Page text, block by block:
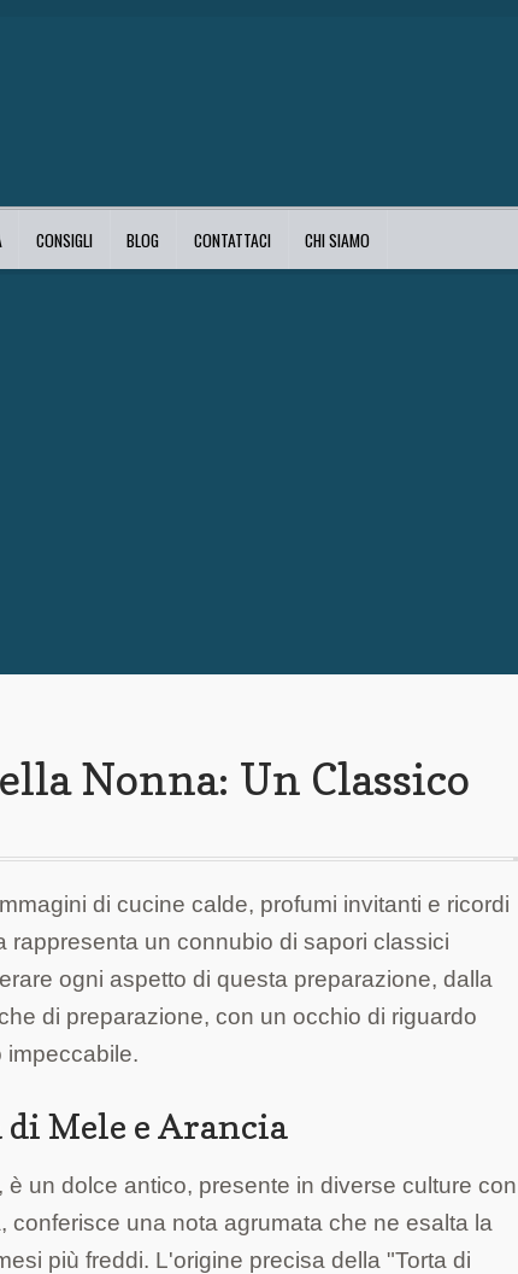
CONSIGLI BLOG CONTATTACI CHI SIAMO
Nonna: Un Classico
di cucine calde, profumi invitanti e ricordi
rappresenta un connubio di sapori classici
ogni aspetto di questa preparazione, dalla
di preparazione, con un occhio di riguardo
impeccabile.
Mele e Arancia
un dolce antico, presente in diverse culture con
una nota agrumata che ne esalta la
più freddi. L'origine precisa della "Torta di